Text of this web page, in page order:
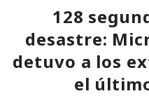
128
desastre:
detuvo a los
el